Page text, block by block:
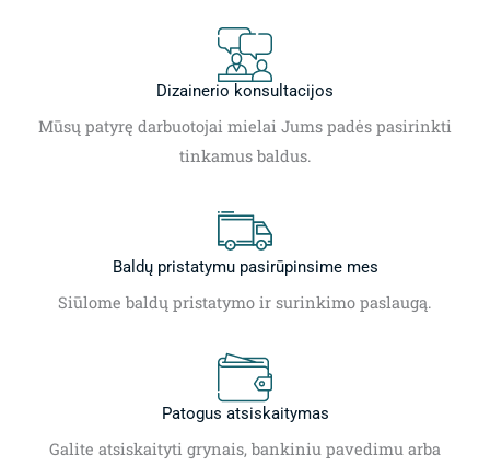
Dizainerio konsultacijos
Mūsų patyrę darbuotojai mielai Jums padės pasirinkti
tinkamus baldus.
Baldų pristatymu pasirūpinsime mes
Siūlome baldų pristatymo ir surinkimo paslaugą.
Patogus atsiskaitymas
Galite atsiskaityti grynais, bankiniu pavedimu arba